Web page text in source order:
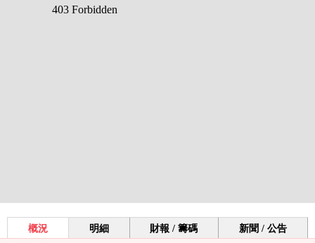
概況 明細 財報 / 籌碼 新聞 / 公告